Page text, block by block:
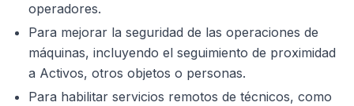
operadores.
Para mejorar la seguridad de las operaciones de
máquinas, incluyendo el seguimiento de proximidad
a Activos, otros objetos o personas.
Para habilitar servicios remotos de técnicos, como